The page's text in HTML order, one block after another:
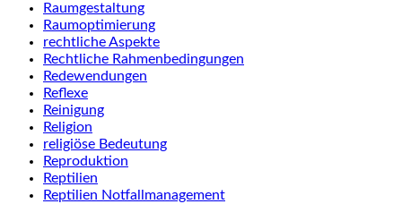
Raumgestaltung
Raumoptimierung
rechtliche Aspekte
Rechtliche Rahmenbedingungen
Redewendungen
Reflexe
Reinigung
Religion
religiöse Bedeutung
Reproduktion
Reptilien
Reptilien Notfallmanagement